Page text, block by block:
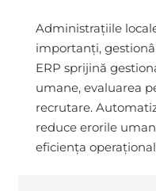
Administrațiile
importanți,
ERP sprijină
umane, evaluarea
recrutare.
reduce erorile
eficiența